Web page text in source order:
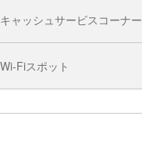
キャッシュサービスコーナー
Wi-Fiスポット